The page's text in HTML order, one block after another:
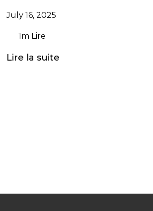
July 16, 2025
1m Lire
Lire la suite